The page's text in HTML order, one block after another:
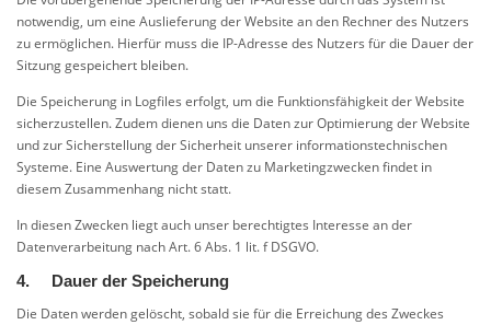
notwendig, um eine Auslieferung der Website an den Rechner des Nutzers
zu ermöglichen. Hierfür muss die IP-Adresse des Nutzers für die Dauer der
Sitzung gespeichert bleiben.
Die Speicherung in Logfiles erfolgt, um die Funktionsfähigkeit der Website
sicherzustellen. Zudem dienen uns die Daten zur Optimierung der Website
und zur Sicherstellung der Sicherheit unserer informationstechnischen
Systeme. Eine Auswertung der Daten zu Marketingzwecken findet in
diesem Zusammenhang nicht statt.
In diesen Zwecken liegt auch unser berechtigtes Interesse an der
Datenverarbeitung nach Art. 6 Abs. 1 lit. f DSGVO.
4. Dauer der Speicherung
Die Daten werden gelöscht, sobald sie für die Erreichung des Zweckes